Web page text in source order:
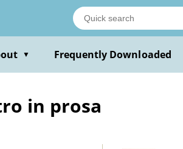
▼ Frequently Downloaded
in prosa